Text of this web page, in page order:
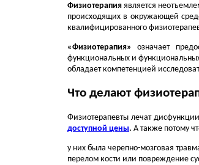
Физиотерапия является
происходящих в окружающей
квалифицированного
«Физиотерапия»
означает
функциональных и функциональных
обладает компетенцией
Что делают
Физиотерапевты лечат
доступной цены. А также потому
у них была черепно-мозговая
перелом кости или повреждение